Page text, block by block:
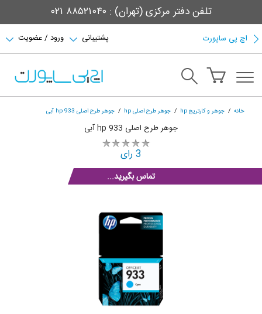
تلفن دفتر مرکزی (تهران) : ۸۸۵۲۱۰۴۰ ۰۲۱
اچ پی ساپورت ورود / عضویت پشتیبانی
خانه جوهر و کارتریج hp جوهر طرح اصلی hp جوهر طرح اصلی hp 933 آبی
جوهر طرح اصلی hp 933 آبی
3 رای
تماس بگیرید...